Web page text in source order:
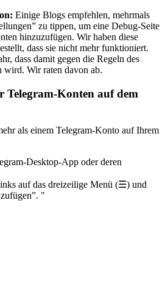
Einige Blogs empfehlen, mehrmals
zu tippen, um eine Debug-Seite
hinzuzufügen. Wir haben diese
dass sie nicht mehr funktioniert.
dass damit gegen die Regeln des
wird. Wir raten davon ab.
Telegram-Konten auf dem
als einem Telegram-Konto auf Ihrem
Desktop-App oder deren
auf das dreizeilige Menü (☰) und
"